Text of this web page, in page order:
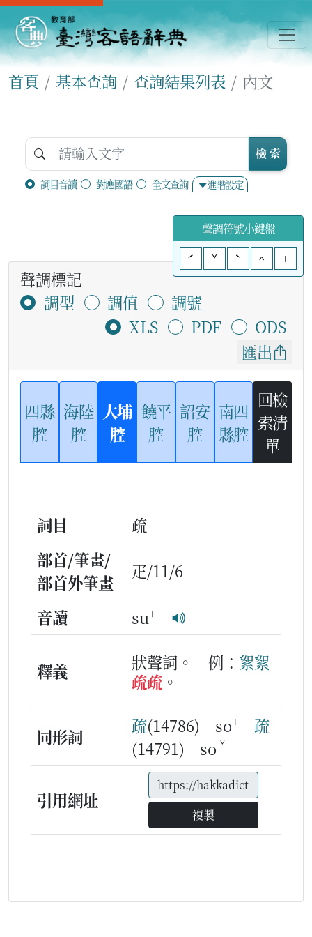
首頁 基本查詢 查詢結果列表 內文
詞目音讀 對應國語 全文查詢 進階設定
檢 索
聲調符號小鍵盤
ˊ
ˇ ˋ ^ +
聲調標記
調型
調值
調號
XLS
PDF
ODS
匯出
四縣
腔
海陸
腔
大埔
腔
饒平
腔
詔安
腔
南四
縣腔
回檢
索清
單
詞目
疏
部首/筆畫/
部首外筆畫
疋/11/6
音讀 su+
釋義 狀聲詞。 例： 絮絮
疏疏 。
同形詞 疏(14786) so+
疏
(14791) so ˇ
引用網址
複製